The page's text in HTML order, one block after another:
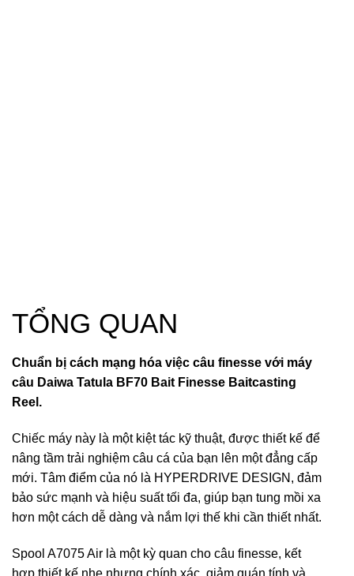
TỔNG QUAN
Chuẩn bị cách mạng hóa việc câu finesse với máy
câu Daiwa Tatula BF70 Bait Finesse Baitcasting
Reel.
Chiếc máy này là một kiệt tác kỹ thuật, được thiết kế để
nâng tầm trải nghiệm câu cá của bạn lên một đẳng cấp
mới. Tâm điểm của nó là HYPERDRIVE DESIGN, đảm
bảo sức mạnh và hiệu suất tối đa, giúp bạn tung mồi xa
hơn một cách dễ dàng và nắm lợi thế khi cần thiết nhất.
Spool A7075 Air là một kỳ quan cho câu finesse, kết
hợp thiết kế nhẹ nhưng chính xác, giảm quán tính và